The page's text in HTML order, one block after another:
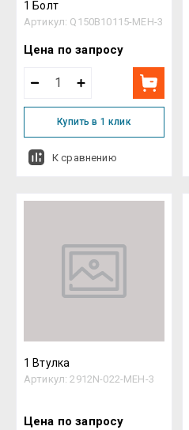
1 Болт
Артикул: Q150B10115-MEH-3
Цена по запросу
Купить в 1 клик
К сравнению
1 Втулка
Артикул: 2912N-022-MEH-3
Цена по запросу